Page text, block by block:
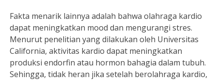
Fakta menarik lainnya adalah bahwa olahraga kardio
dapat meningkatkan mood dan mengurangi stres.
Menurut penelitian yang dilakukan oleh Universitas
California, aktivitas kardio dapat meningkatkan
produksi endorfin atau hormon bahagia dalam tubuh.
Sehingga, tidak heran jika setelah berolahraga kardio,